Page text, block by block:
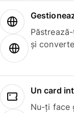
și
Un card
Nu-ți face